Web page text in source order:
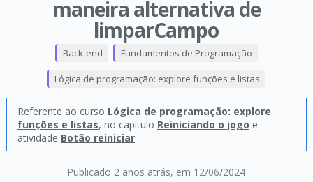
maneira alternativa de
limparCampo
Publicado 2 anos atrás, em 12/06/2024
Back-end Fundamentos de Programação
Lógica de programação: explore funções e listas
Referente ao curso Lógica de programação: explore
funções e listas, no capítulo Reiniciando o jogo e
atividade Botão reiniciar